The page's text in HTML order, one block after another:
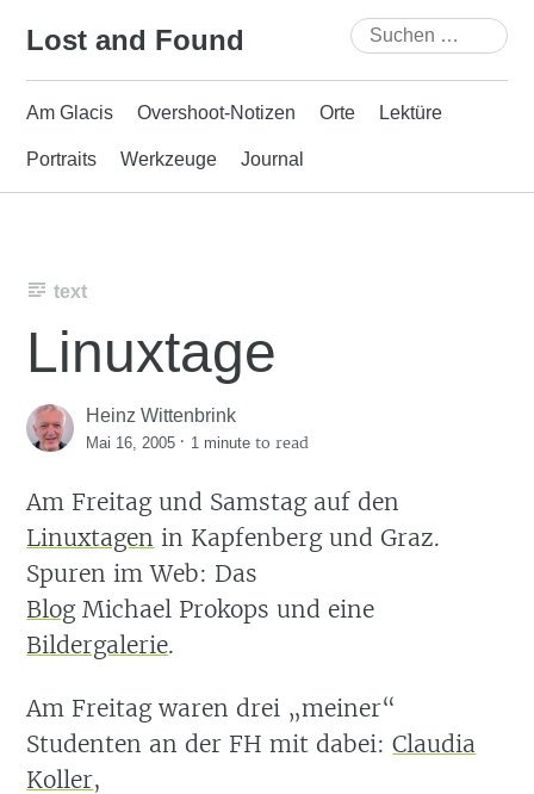
Lost and Found
Suchen
nach:
Am Glacis Overshoot-Notizen Orte Lektüre
Portraits Werkzeuge Journal
text
Linuxtage
Heinz Wittenbrink
Mai 16, 2005 · 1 minute to read
Am Freitag und Samstag auf den
Linuxtagen in Kapfenberg und Graz.
Spuren im Web: Das
BlogMichael Prokops und eine
Bildergalerie.
Am Freitag waren drei „meiner“
Studenten an der FH mit dabei:Claudia
Koller,